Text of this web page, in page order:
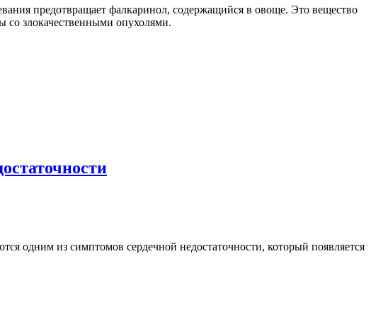
предотвращает фалкаринол, содержащийся в овоще. Это вещество
со злокачественными опухолями.
одним из симптомов сердечной недостаточности, который появляется